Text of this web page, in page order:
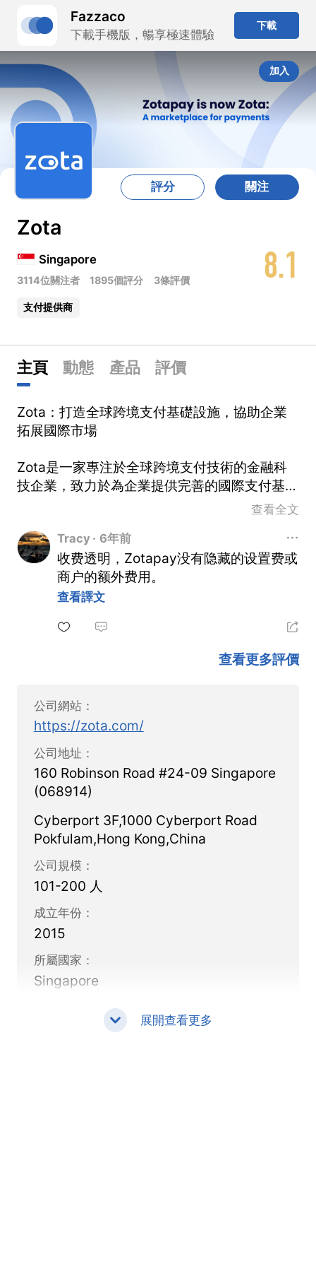
Fazzaco
下載手機版，暢享極速體驗
下載
加入
8.1
評分 關注
Zota
Singapore
3114位關注者 1895個評分 3條評價
支付提供商
主頁 動態 產品 評價
Zota：打造全球跨境支付基礎設施，協助企業
拓展國際市場
Zota是一家專注於全球跨境支付技術的金融科
技企業，致力於為企業提供完善的國際支付基礎
設施與本地化支付解決方案。透過支付市場平台
不同地區、多種貨幣以及多元化支付方式的整合
需求。
Zota主要服務於全球化企業以及希望拓展新興
檻，協助企業建立更加順暢的全球交易體驗。其
服務範圍涵蓋電子商務、數位服務、金融服務、
全球支付網絡與技術解決方案
系統，透過整合支付服務商與當地支付渠道，協
助企業更加高效地管理不同市場中的支付流程。
其提供的服務包括支付方式整合、自訂支付頁
面、資金支付服務、支付閘道技術、防欺詐系
統，以及國際信用卡與數位支付解決方案等，幫
助企業以更簡化的方式拓展海外市場。
聚焦新興市場支付需求
Zota長期關注新興市場支付環境，透過結合區
域支付資源與全球支付技術，幫助企業為不同市
場的消費者提供更加便利的支付方式。
目前，其支付服務覆蓋東南亞、東亞、中國、南
亞、非洲、拉丁美洲、中東及北非、獨聯體以及
查看全文
Tracy · 6年前
收费透明，Zotapay没有隐藏的设置费或
商户的额外费用。
查看譯文
查看更多評價
公司網站：
https://zota.com/
公司地址：
160 Robinson Road #24-09 Singapore
(068914)
Cyberport 3F,1000 Cyberport Road
Pokfulam,Hong Kong,China
公司規模：
101-200 人
成立年份：
2015
所屬國家：
Singapore
展開查看更多